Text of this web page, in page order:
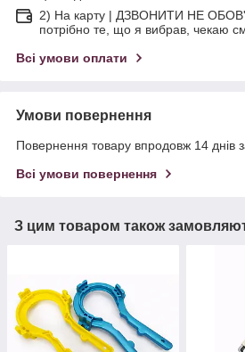
2) На карту | ДЗВОНИТИ НЕ
потрібно те, що я вибрав, чекаю
Всі умови оплати
Умови повернення
Повернення товару впродовж 14 днів
Всі умови повернення
З цим товаром також